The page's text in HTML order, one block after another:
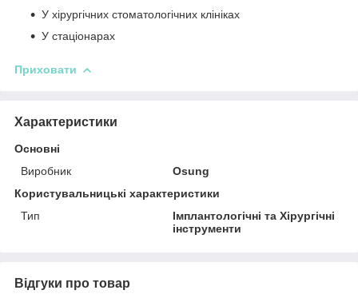
У хірургічних стоматологічних клініках
У стаціонарах
Приховати
Характеристики
Основні
Виробник
Osung
Користувальницькі характеристики
Тип
Імплантологічні та Хірургічні
інструменти
Відгуки про товар